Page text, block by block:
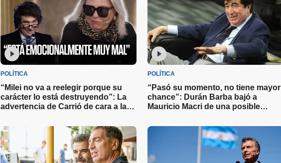
POLÍTICA
“Milei no va a reelegir porque su
carácter lo está destruyendo”: La
advertencia de Carrió de cara a las
POLÍTICA
“Pasó su momento, no tiene mayor
chance”: Durán Barba bajó a
Mauricio Macri de una posible